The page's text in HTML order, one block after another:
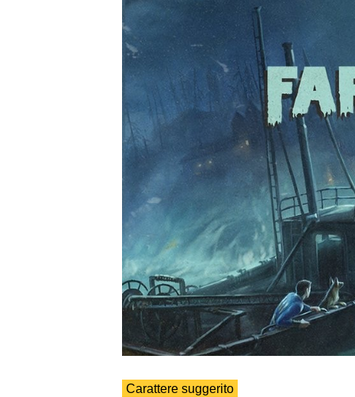
Carattere suggerito